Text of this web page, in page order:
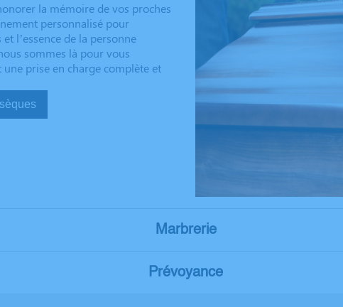
la mémoire de vos proches
personnalisé pour
l’essence de la personne
sommes là pour vous
prise en charge complète et
de devis obsèques
Marbrerie
Prévoyance